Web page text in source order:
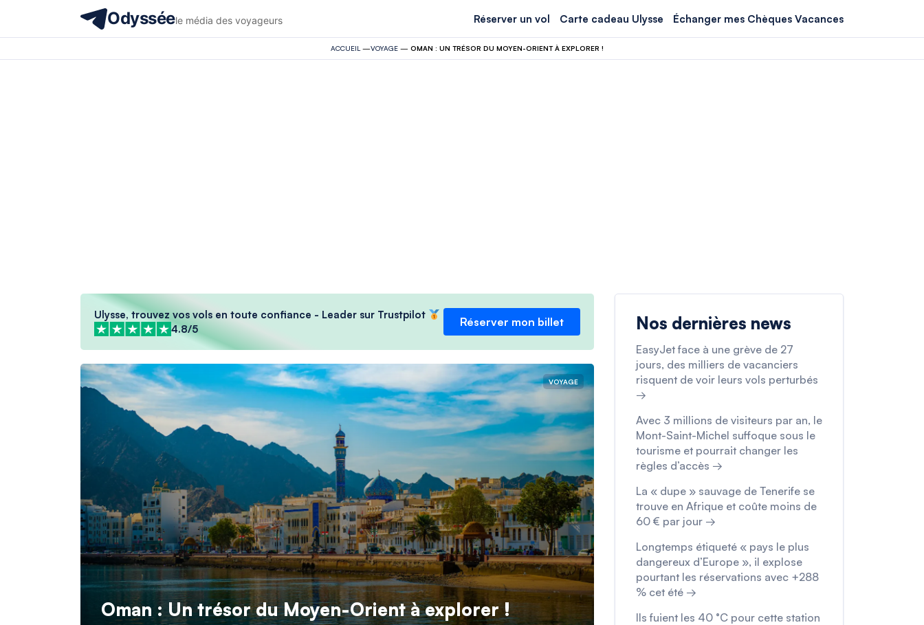
Odysséele média des voyageurs Réserver un vol Carte cadeau Ulysse Échanger mes Chèques Vacances
ACCUEIL —VOYAGE — OMAN : UN TRÉSOR DU MOYEN-ORIENT À EXPLORER !
Ulysse, trouvez vos vols en toute confiance - Leader sur Trustpilot
4.8/5
Réserver mon billet
VOYAGE
Oman : Un trésor du Moyen-Orient à explorer !
Nos dernières news
EasyJet face à une grève de 27
jours, des milliers de vacanciers
risquent de voir leurs vols perturbés
→
Avec 3 millions de visiteurs par an, le
Mont-Saint-Michel suffoque sous le
tourisme et pourrait changer les
règles d’accès →
La « dupe » sauvage de Tenerife se
trouve en Afrique et coûte moins de
60 € par jour →
Longtemps étiqueté « pays le plus
dangereux d’Europe », il explose
pourtant les réservations avec +288
% cet été →
Ils fuient les 40 °C pour cette station